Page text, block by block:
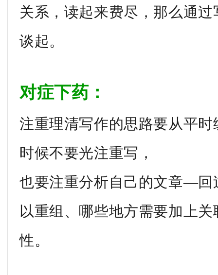
关系，读起来费尽，那么通
谈起。
对症下药：
注重理清写作的思路要从平
时候不要光注重写，
也要注重分析自己的文章—回
以重组、哪些地方需要加上
性。